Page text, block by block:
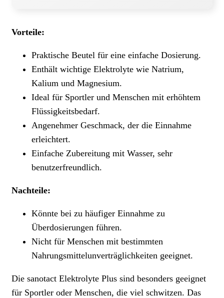
Vorteile:
Praktische Beutel für eine einfache Dosierung.
Enthält wichtige Elektrolyte wie Natrium,
Kalium und Magnesium.
Ideal für Sportler und Menschen mit erhöhtem
Flüssigkeitsbedarf.
Angenehmer Geschmack, der die Einnahme
erleichtert.
Einfache Zubereitung mit Wasser, sehr
benutzerfreundlich.
Nachteile:
Könnte bei zu häufiger Einnahme zu
Überdosierungen führen.
Nicht für Menschen mit bestimmten
Nahrungsmittelunverträglichkeiten geeignet.
Die sanotact Elektrolyte Plus sind besonders geeignet
für Sportler oder Menschen, die viel schwitzen. Das